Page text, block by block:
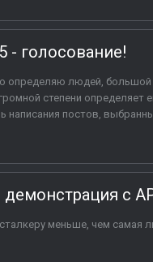
- голосование!
определяю людей,
степени
написания постов,
демонстрация с
меньше, чем самая